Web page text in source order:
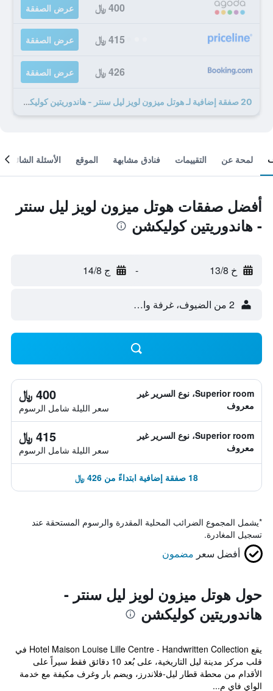
400 ﷼ عرض الصفقة
415 ﷼ عرض الصفقة
426 ﷼ عرض الصفقة
20 صفقة إضافية لـ هوتل ميزون لويز ليل سنتر - هاندوريتين كوليكشن
لمحة عن التقييمات فنادق مشابهة الموقع الأسئلة الشائعة
أفضل صفقات هوتل ميزون لويز ليل سنتر
- هاندوريتين كوليكشن
خ 13/8 - ج 14/8
2 من الضيوف، غرفة واحدة
Superior room، نوع السرير غير
معروف
400 ﷼
سعر الليلة شامل الرسوم
Superior room، نوع السرير غير
معروف
415 ﷼
سعر الليلة شامل الرسوم
18 صفقة إضافية ابتداءً من 426 ﷼
*يشمل المجموع الضرائب المحلية المقدرة والرسوم المستحقة عند
تسجيل المغادرة.
أفضل سعر مضمون
حول هوتل ميزون لويز ليل سنتر -
هاندوريتين كوليكشن
يقع Hotel Maison Louise Lille Centre - Handwritten Collection في
قلب مركز مدينة ليل التاريخية، على بُعد 10 دقائق فقط سيراً على
الأقدام من محطة قطار ليل-فلاندرز، ويضم بار وغرف مكيفة مع خدمة
الواي فاي م...